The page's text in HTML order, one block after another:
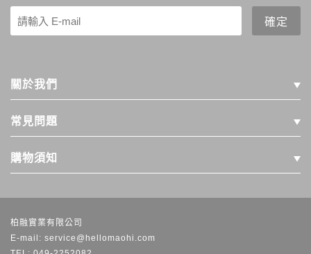
關於我們
常見問題
購物須知
柏融實業有限公司
E-mail: service@hellomaohi.com